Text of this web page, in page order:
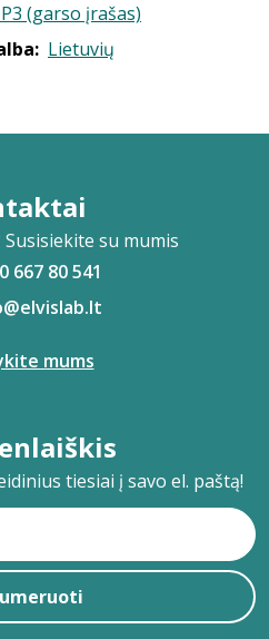
(garso įrašas)
Lietuvių
su mumis
667 80 541
mums
tiesiai į savo el. paštą!